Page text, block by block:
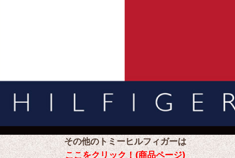
その他のトミーヒルフィガーは
ここをクリック！(商品ページ)